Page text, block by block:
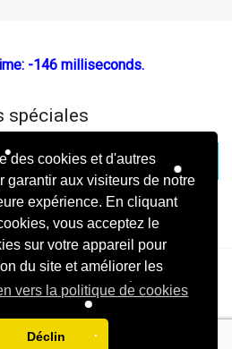
des cookies et d'autres
garantir aux visiteurs de notre
expérience. En cliquant
vous acceptez le
sur votre appareil pour
du site et améliorer les
vers la politique de cookies
Déclin
-146 milliseconds.
spéciales
moment. Vous trouverez pour cela
les conditions d'utilisation du site.